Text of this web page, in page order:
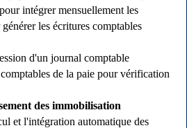
intégrer mensuellement les
les écritures comptables
d'un journal comptable
de la paie pour vérification
des immobilisation
et l'intégration automatique des